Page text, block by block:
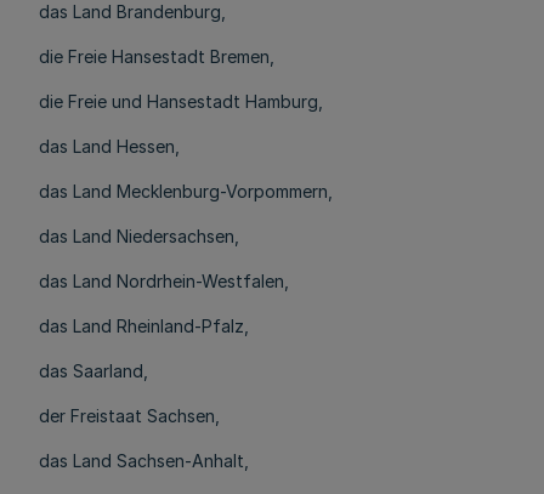
das Land Brandenburg,
die Freie Hansestadt Bremen,
die Freie und Hansestadt Hamburg,
das Land Hessen,
das Land Mecklenburg-Vorpommern,
das Land Niedersachsen,
das Land Nordrhein-Westfalen,
das Land Rheinland-Pfalz,
das Saarland,
der Freistaat Sachsen,
das Land Sachsen-Anhalt,